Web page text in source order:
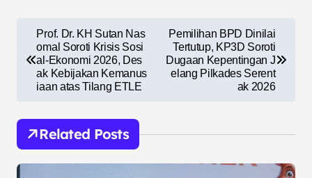
g
a
s
Prof. Dr. KH Sutan Nas
omal Soroti Krisis Sosi
al-Ekonomi 2026, Des
ak Kebijakan Kemanus
iaan atas Tilang ETLE
Pemilihan BPD Dinilai
Tertutup, KP3D Soroti
Dugaan Kepentingan J
elang Pilkades Serent
ak 2026
Related Posts